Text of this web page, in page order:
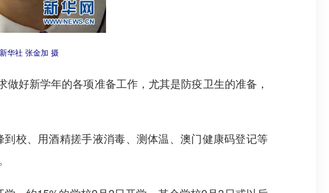
华社 张金加 摄
好新学年的各项准备工作，尤其是防疫卫生的准备，
校、用酒精搓手液消毒、测体温、澳门健康码登记等